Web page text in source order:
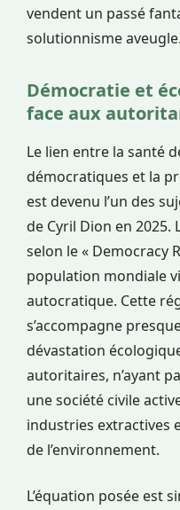
vendent un passé
solutionnisme aveugle.
Démocratie et
face aux
Le lien entre la santé
démocratiques et la
est devenu l’un des
de Cyril Dion en 2025.
selon le « Democracy
population mondiale
autocratique. Cette
s’accompagne
dévastation
autoritaires, n’ayant
une société civile
industries extractives
de l’environnement.
L’équation posée est